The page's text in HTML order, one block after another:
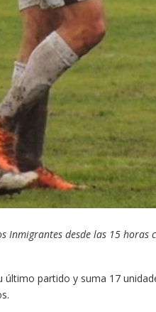
Inmigrantes desde las 15
partido y suma 17